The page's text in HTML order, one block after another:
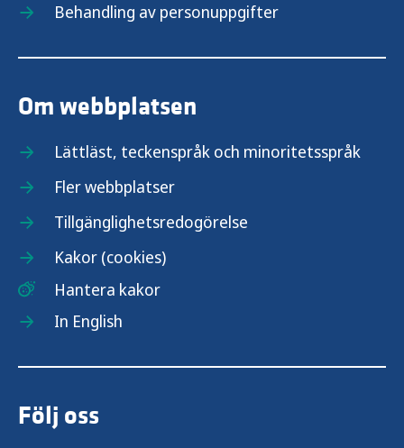
Behandling av personuppgifter
Om webbplatsen
Lättläst, teckenspråk och minoritetsspråk
Fler webbplatser
Tillgänglighetsredogörelse
Kakor (cookies)
Hantera kakor
In English
Följ oss